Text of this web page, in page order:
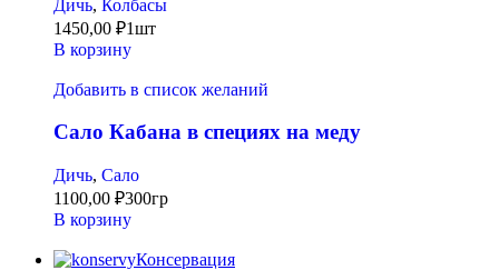
Дичь, Колбасы
1450,00 ₽1шт
В корзину
Добавить в список желаний
Сало Кабана в специях на меду
Дичь, Сало
1100,00 ₽300гр
В корзину
Консервация